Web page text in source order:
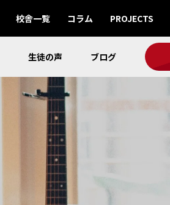
校舎一覧 コラム PROJECTS
生徒の声 ブログ